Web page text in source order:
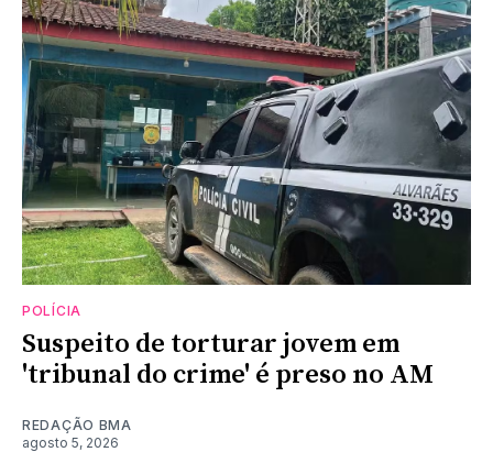
POLÍCIA
Suspeito de torturar jovem em
'tribunal do crime' é preso no AM
REDAÇÃO BMA
agosto 5, 2026